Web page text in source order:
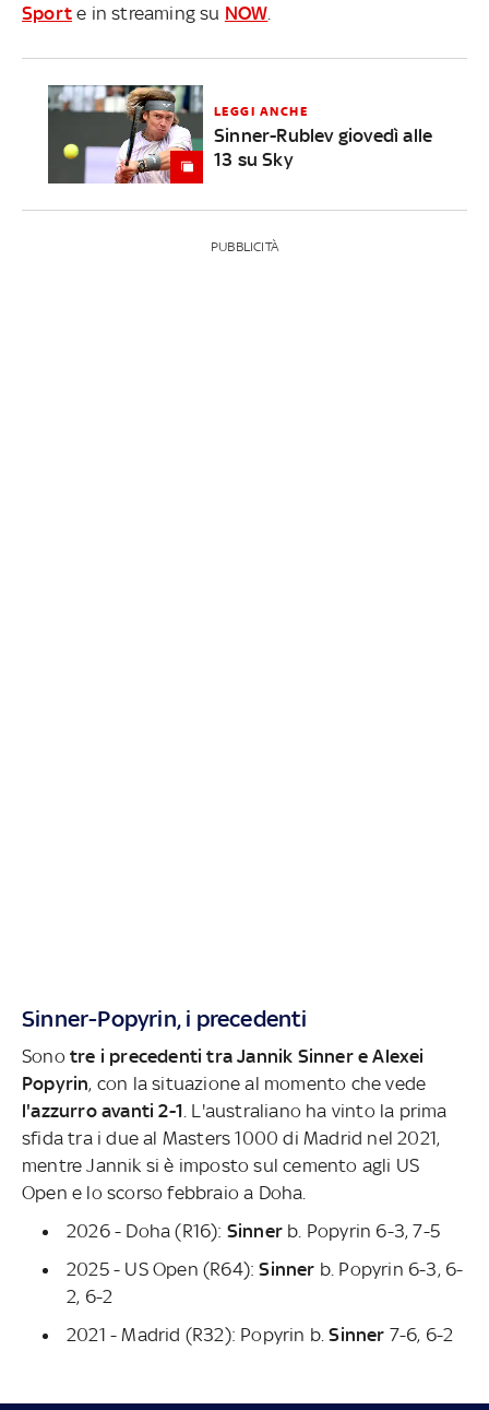
Sport e in streaming su NOW
LEGGI ANCHE
Sinner-Rublev giovedì alle
13 su Sky
PUBBLICITÀ
Sinner-Popyrin, i precedenti
Sono tre i precedenti tra Jannik Sinner e Alexei
Popyrin, con la situazione al momento che vede
l'azzurro avanti 2-1 . L'australiano ha vinto la prima
sfida tra i due al Masters 1000 di Madrid nel 2021,
mentre Jannik si è imposto sul cemento agli US
Open e lo scorso febbraio a Doha.
2026 - Doha (R16): Sinner b. Popyrin 6-3, 7-5
2025 - US Open (R64):Sinner b. Popyrin 6-3, 6-
2, 6-2
2021 - Madrid (R32): Popyrin b.Sinner 7-6, 6-2